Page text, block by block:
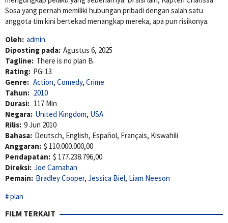
Sosa yang pernah memiliki hubungan pribadi dengan salah satu
anggota tim kini bertekad menangkap mereka, apa pun risikonya.
Oleh: admin
Diposting pada: Agustus 6, 2025
Tagline: There is no plan B.
Rating: PG-13
Genre: Action, Comedy, Crime
Tahun: 2010
Durasi: 117 Min
Negara: United Kingdom, USA
Rilis: 9 Jun 2010
Bahasa: Deutsch, English, Español, Français, Kiswahili
Anggaran: $ 110.000.000,00
Pendapatan: $ 177.238.796,00
Direksi: Joe Carnahan
Pemain: Bradley Cooper, Jessica Biel, Liam Neeson
plan
FILM TERKAIT